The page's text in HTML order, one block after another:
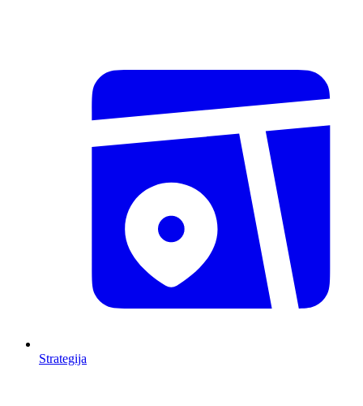
Strategija